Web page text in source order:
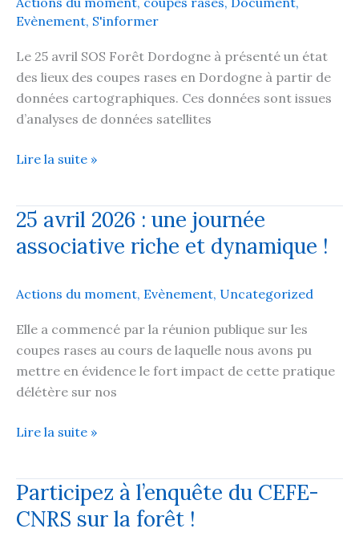
25
à
Guéret
Evènement, S'informer
Le 25 avril SOS Forêt Dordogne à présenté un état
des lieux des coupes rases en Dordogne à partir de
données cartographiques. Ces données sont issues
d’analyses de données satellites
L’ampleur
rases
en
Lire la suite »
25 avril 2026 : une journée
associative riche et dynamique !
Actions du moment, Evènement, Uncategorized
Elle a commencé par la réunion publique sur les
coupes rases au cours de laquelle nous avons pu
mettre en évidence le fort impact de cette pratique
délétère sur nos
25
une
Lire la suite »
Participez à l’enquête du CEFE-
CNRS sur la forêt !